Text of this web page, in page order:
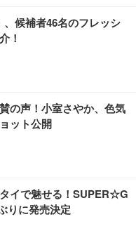
、候補者46名のフレッシ
！
の声！小室さやか、色気
ット公開
イで魅せる！SUPER☆G
りに発売決定